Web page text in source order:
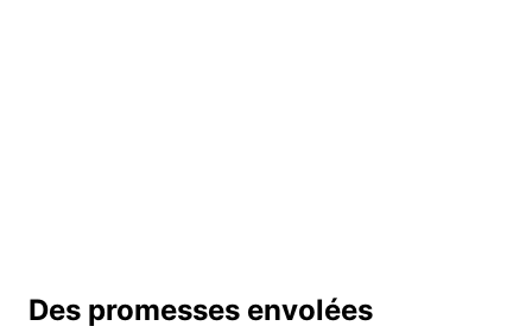
Des promesses envolées